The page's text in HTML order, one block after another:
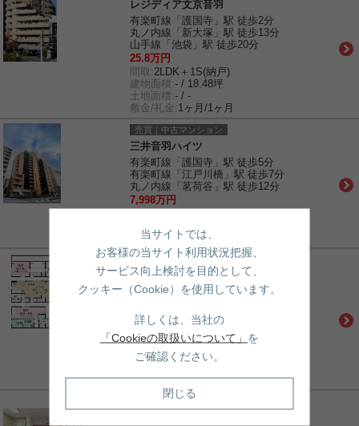
レジディア文京音羽
有楽町線「護国寺」駅 徒歩2分
丸ノ内線「新大塚」駅 徒歩13分
山手線「池袋」駅 徒歩20分
25.8万円
間取: 2LDK＋1S(納戸)
建物面積:- / 18.48坪
土地面積:- / -
敷金/礼金: 1ヶ月/1ヶ月
売買｜中古マンション
三井音羽ハイツ
有楽町線「護国寺」駅 徒歩5分
有楽町線「江戸川橋」駅 徒歩7分
丸ノ内線「茗荷谷」駅 徒歩12分
7,998万円
土地面積:
- / -
賃貸｜一戸建て
文京区小日向317戸建賃貸
丸ノ内線「茗荷谷」駅 徒歩8分
有楽町線「江戸川橋」駅 徒歩10分
間取:2LDK＋1S(納戸)
建物面積:109.76㎡ / 33.20坪
敷金/礼金:1ヶ月/1ヶ月
賃貸｜マンション
当サイトでは、
お客様の当サイト利用状況把握、
サービス向上検討を目的として、
クッキー（Cookie）を使用しています。
詳しくは、当社の
「Cookieの取扱いについて」 を
ご確認ください。
閉じる